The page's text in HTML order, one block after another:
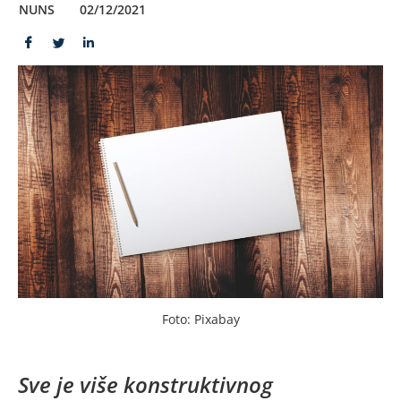
NUNS
02/12/2021
Foto: Pixabay
Sve je više konstruktivnog